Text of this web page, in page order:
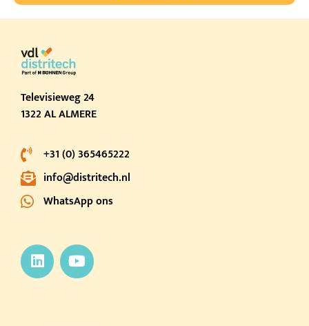
Televisieweg 24
1322 AL ALMERE
+31 (0) 365465222
info@distritech.nl
WhatsApp ons